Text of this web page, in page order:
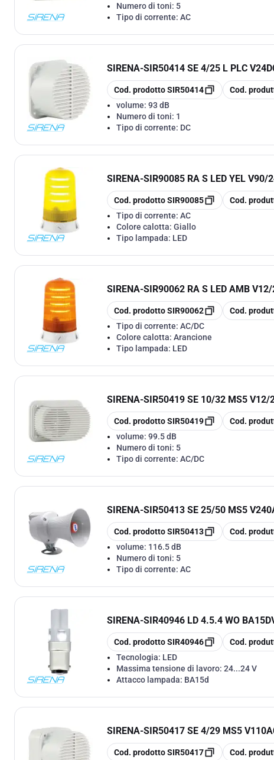
Numero di toni: 5
Tipo di corrente: AC
SIRENA-SIR50414 SE 4/25 L PLC
copia
Cod. prodottoSIR50414 copia
Cod.
volume: 93 dB
Numero di toni: 1
Tipo di corrente: DC
SIRENA-SIR90085 RA S LED YEL V90/
copia
Cod. prodottoSIR90085 copia
Cod.
Tipo di corrente: AC
Colore calotta: Giallo
Tipo lampada: LED
SIRENA-SIR90062 RA S LED AMB V12/
copia
Cod. prodottoSIR90062 copia
Cod.
Tipo di corrente: AC/DC
Colore calotta: Arancione
Tipo lampada: LED
SIRENA-SIR50419 SE 10/32 MS5 V12/
copia
Cod. prodottoSIR50419 copia
Cod.
volume: 99.5 dB
Numero di toni: 5
Tipo di corrente: AC/DC
SIRENA-SIR50413 SE 25/50 MS5
copia
Cod. prodottoSIR50413 copia
Cod.
volume: 116.5 dB
Numero di toni: 5
Tipo di corrente: AC
SIRENA-SIR40946 LD 4.5.4 WO
copia
Cod. prodottoSIR40946 copia
Cod.
Tecnologia: LED
Massima tensione di lavoro: 24...24 V
Attacco lampada: BA15d
SIRENA-SIR50417 SE 4/29 MS5
copia
Cod. prodottoSIR50417 copia
Cod.